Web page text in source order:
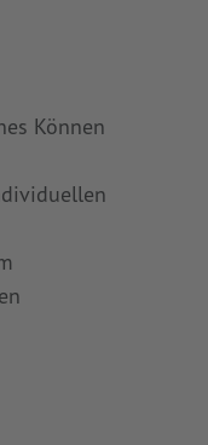
Können